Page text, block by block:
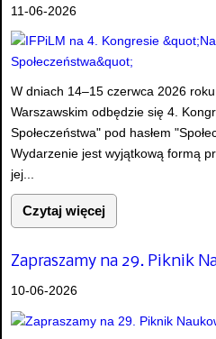
11-06-2026
W dniach 14–15 czerwca 2026
Warszawskim odbędzie się 4.
Społeczeństwa" pod hasłem
Wydarzenie jest wyjątkową formą
jej...
Czytaj więcej
Zapraszamy na 29. Piknik
10-06-2026